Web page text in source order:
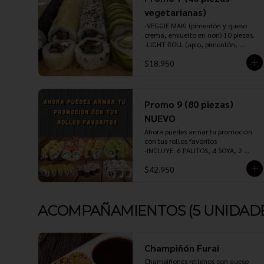
-TORI PANKO (pollo teriyaki, queso
crema, cebollín, envuelto en panko
o tempura) 10 piezas.
-GYOZAS (pollo, cerdo, camarón o
verdura) 5 unidades.
TERIYAKI, 1 JENGIBRE Y 1 WASABI.
vegetarianas)
-VEGGIE MAKI (pimentón y queso
crema, envuelto en nori) 10 piezas.
-LIGHT ROLL (apio, pimentón,
champiñon y cebollin, envuelto en
sésamo) 10 piezas.
-VEGGIE ROLL (choclo baby, queso
-CHAMPIÑON ROLL (champiñón,
pimentón, queso crema y ciboulette,
envuelto en panko o tempura) 10
piezas.
INCLUYE: 3 PALITOS, 2 SOYA, 1
TERIYAKI, 1 JENGIBRE Y 1 WASABI.
$18.950
Promo 9 (80 piezas)
NUEVO
Ahora puedes armar tu promoción
con tus rollos favoritos
-INCLUYE: 6 PALITOS, 4 SOYA, 2
$42.950
ACOMPAÑAMIENTOS (5
Champiñón Furai
Champiñones rellenos con queso